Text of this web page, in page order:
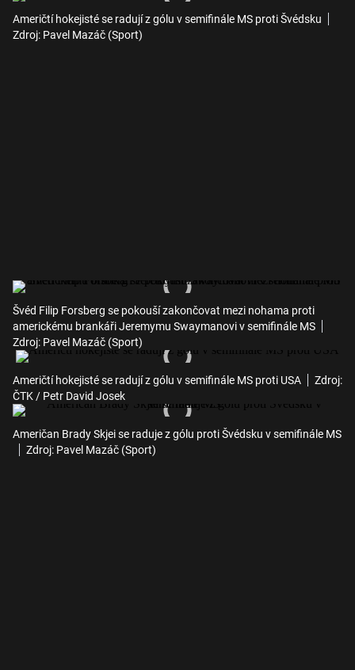
Američtí hokejisté se radují z gólu v semifinále MS proti Švédsku
Zdroj: Pavel Mazáč (Sport)
Švéd Filip Forsberg se pokouší zakončovat mezi nohama proti
americkému brankáři Jeremymu Swaymanovi v semifinále MS
Zdroj: Pavel Mazáč (Sport)
Američtí hokejisté se radují z gólu v semifinále MS proti USA
Zdroj:
ČTK / Petr David Josek
Američan Brady Skjei se raduje z gólu proti Švédsku v semifinále MS
Zdroj: Pavel Mazáč (Sport)